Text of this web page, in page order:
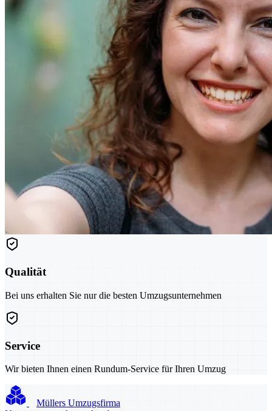
Qualität
Bei uns erhalten Sie nur die besten Umzugsunternehmen
Service
Wir bieten Ihnen einen Rundum-Service für Ihren Umzug
Müllers Umzugsfirma